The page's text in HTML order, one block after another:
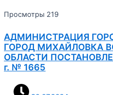
Просмотры 219
АДМИНИСТРАЦИЯ
ГОРОД МИХАЙЛОВКА
ОБЛАСТИ
г. № 1665